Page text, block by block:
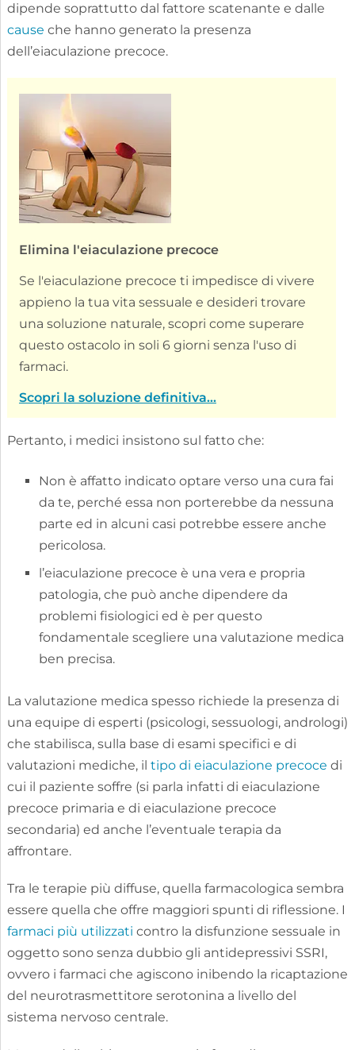
dipende soprattutto dal fattore scatenante e dalle
cause che hanno generato la presenza
dell’eiaculazione precoce.
Elimina l'eiaculazione precoce
Se l'eiaculazione precoce ti impedisce di vivere
appieno la tua vita sessuale e desideri trovare
una soluzione naturale, scopri come superare
questo ostacolo in soli 6 giorni senza l'uso di
farmaci.
Scopri la soluzione definitiva...
Pertanto, i medici insistono sul fatto che:
Non è affatto indicato optare verso una cura fai
da te, perché essa non porterebbe da nessuna
parte ed in alcuni casi potrebbe essere anche
pericolosa.
l’eiaculazione precoce è una vera e propria
patologia, che può anche dipendere da
problemi fisiologici ed è per questo
fondamentale scegliere una valutazione medica
ben precisa.
La valutazione medica spesso richiede la presenza di
una equipe di esperti (psicologi, sessuologi, andrologi)
che stabilisca, sulla base di esami specifici e di
valutazioni mediche, il tipo di eiaculazione precoce di
cui il paziente soffre (si parla infatti di eiaculazione
precoce primaria e di eiaculazione precoce
secondaria) ed anche l’eventuale terapia da
affrontare.
Tra le terapie più diffuse, quella farmacologica sembra
essere quella che offre maggiori spunti di riflessione. I
farmaci più utilizzati contro la disfunzione sessuale in
oggetto sono senza dubbio gli antidepressivi SSRI,
ovvero i farmaci che agiscono inibendo la ricaptazione
del neurotrasmettitore serotonina a livello del
sistema nervoso centrale.